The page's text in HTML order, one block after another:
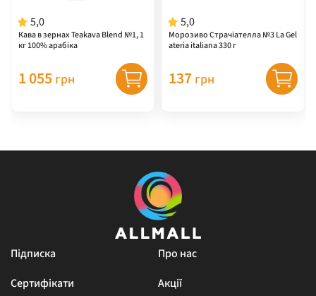
5,0
Кава в зернах Teakava Blend №1, 1
кг 100% арабіка
1 055 грн
5,0
Морозиво Страчіателла №3 La Gel
ateria italiana 330 г
137 грн
Підписка
Про нас
Сертифікати
Акції